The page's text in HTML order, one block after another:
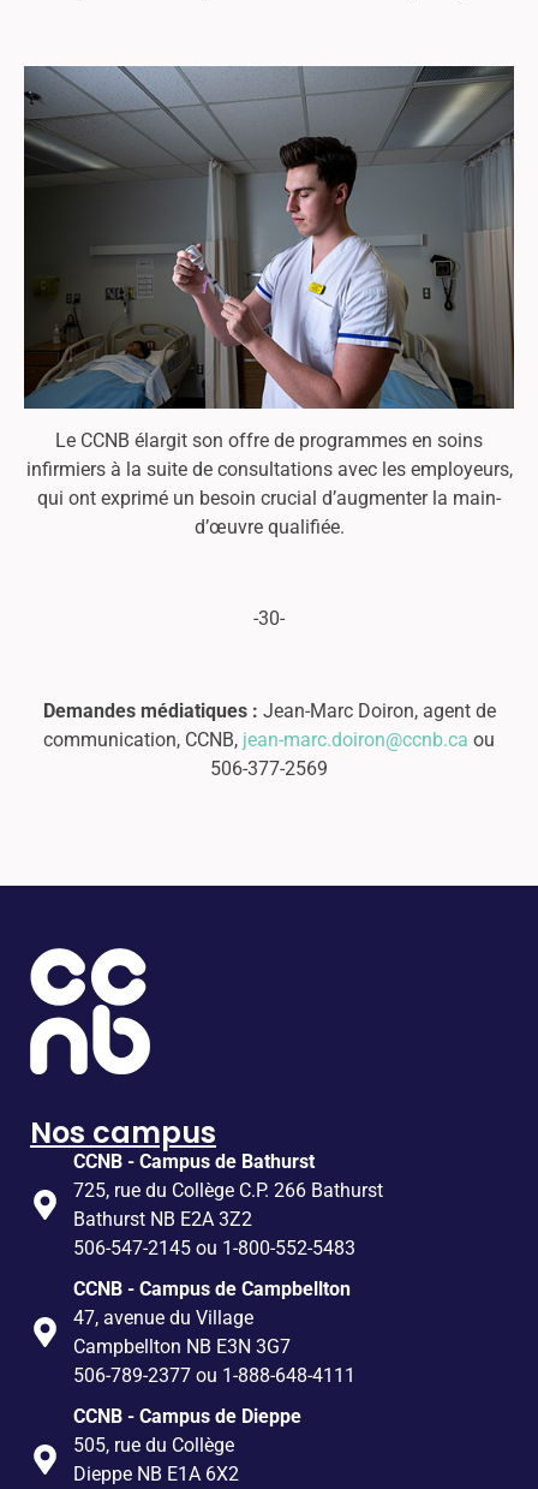
Le CCNB élargit son offre de programmes en soins
infirmiers à la suite de consultations avec les employeurs,
qui ont exprimé un besoin crucial d’augmenter la main-
d’œuvre qualifiée.
-30-
Demandes médiatiques : Jean-Marc Doiron, agent de
communication, CCNB, jean-marc.doiron@ccnb.ca ou
506-377-2569
Nos campus
CCNB - Campus de Bathurst
725, rue du Collège C.P. 266 Bathurst
Bathurst NB E2A 3Z2
506-547-2145 ou 1-800-552-5483
CCNB - Campus de Campbellton
47, avenue du Village
Campbellton NB E3N 3G7
506-789-2377 ou 1-888-648-4111
CCNB - Campus de Dieppe
505, rue du Collège
Dieppe NB E1A 6X2